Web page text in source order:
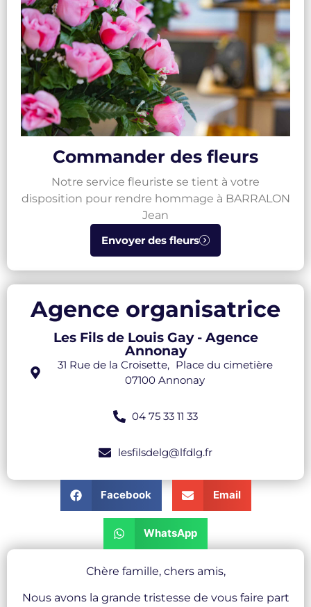
Commander des fleurs
Notre service fleuriste se tient à votre
disposition pour rendre hommage à BARRALON
Jean
Envoyer des fleurs
Chère famille, chers amis,
Nous avons la grande tristesse de vous faire part
Agence organisatrice
Les Fils de Louis Gay - Agence
Annonay
31 Rue de la Croisette, Place du cimetière
07100 Annonay
04 75 33 11 33
lesfilsdelg@lfdlg.fr
Facebook Email
WhatsApp